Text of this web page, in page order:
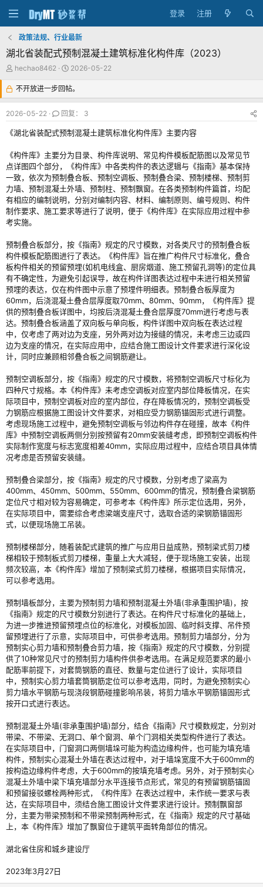
登录 注册
政策法规、行业最新
湖北省装配式预制混凝土建筑标准化构件库（2023）
主
发
起
人
hechao8462
发
时
间
2026-05-22
不开放进一步回帖。
2026-05-22 回复： 3
《湖北省装配式预制混凝土建筑标准化构件库》主要内容
《构件库》主要分为目录、构件库说明、常见构件模板配筋图以及常见节
点详图四个部分，《构件库》中各类构件的表达逻辑与《指南》基本保持
一致，依次为预制叠合板、预制空调板、预制叠合梁、预制楼梯、预制剪
力墙、预制混凝土外墙、预制柱、预制飘窗。在各类预制构件篇首，均配
有相应的编制说明，分别对编制内容、材料、编制原则、编号规则、构件
制作要求、施工要求等进行了说明，便于《构件库》在实际应用过程中参
考实施。
预制叠合板部分，按《指南》规定的尺寸模数，对各类尺寸的预制叠合板
构件模板配筋图进行了表达。《构件库》旨在推广构件尺寸标准化，叠合
板构件相关的预留预埋(如机电线盒、厨房烟道、施工预留孔洞等)的定位具
有不确定性，为避免引起误导，故在构件详图表达过程中未进行相关预留
预埋的表达，仅在构件图中示意了预埋件明细表。预制叠合板厚度为
60mm，后浇混凝土叠合层厚度取70mm、80mm、90mm，《构件库》提
供的预制叠合板详图中，均按后浇混凝土叠合层厚度70mm进行考虑与表
达。预制叠合板涵盖了双向板与单向板，构件详图中双向板在表达过程
中，仅考虑了两对边为支座，另外两对边为接缝的情况，未考虑三边或四
边为支座的情况，在实际应用中，应结合施工图设计文件要求进行深化设
计，同时应兼顾相邻叠合板之间钢筋避让。
预制空调板部分，按《指南》规定的尺寸模数，将预制空调板尺寸标化为
四种尺寸规格。本《构件库》未考虑空调板对应室内部位降板情况，在实
际项目中，预制空调板对应的室内部位，存在降板情况的，预制空调板受
力钢筋应根据施工图设计文件要求，对相应受力钢筋锚固形式进行调整。
考虑现场施工过程中，避免预制空调板与邻边构件存在碰撞，故本《构件
库》中预制空调板两侧分别按预留有20mm安装缝考虑，即预制空调板构件
实际制作宽度与标志宽度相差40mm，实际应用过程中，应结合项目具体情
况考虑是否预留安装缝。
预制叠合梁部分，按《指南》规定的尺寸模数，分别考虑了梁高为
400mm、450mm、500mm、550mm、600mm的情况，预制叠合梁钢筋
定位尺寸相对较为容易确定，可参考本《构件库》所示定位选用，另外，
在实际项目中，需要综合考虑梁端支座尺寸，选取合适的梁钢筋锚固形
式，以便现场施工吊装。
预制楼梯部分，随着装配式建筑的推广与应用日益成熟，预制梁式剪刀楼
梯相较于预制板式剪刀楼梯，重量上大大减轻，便于现场施工安装，出现
频次较高，本《构件库》增加了预制梁式剪刀楼梯，根据项目实际情况，
可以参考选用。
预制墙板部分，主要为预制剪力墙和预制混凝土外墙(非承重围护墙)，按
《指南》规定的尺寸模数分别进行了表达。在构件尺寸标准化的基础上，
为进一步推进预留预埋点位的标准化，对模板加固、临时斜支撑、吊件预
留预埋进行了示意，实际项目中，可供参考选用。预制剪力墙部分，分为
预制实心剪力墙和预制叠合剪力墙，按《指南》规定的尺寸模数，分别提
供了10种常见尺寸的预制剪力墙构件供参考选用。在满足规范要求的最小
配筋率前提下，对套筒钢筋的直径、数量与定位进行了设计，实际项目
中，预制实心剪力墙套筒钢筋定位可以参考选用，同时，为避免预制实心
剪力墙水平钢筋与现浇段钢筋碰撞影响吊装，将剪力墙水平钢筋锚固形式
按开口式进行表达。
预制混凝土外墙(非承重围护墙)部分，结合《指南》尺寸模数规定，分别对
带梁、不带梁、无洞口、单个窗洞、单个门洞相关类型构件进行了表达。
在实际项目中，门窗洞口两侧墙垛可能为构造边缘构件，也可能为填充墙
构件，预制实心混凝土外墙在表达过程中，对于墙垛宽度不大于600mm的
按构造边缘构件考虑，大于600mm的按填充墙考虑。另外，对于预制实心
混凝土外墙中梁下填充墙部分水平连接节点形式，常见的有预留钢筋锚固
和预留接驳螺栓两种形式，《构件库》在表达过程中，未作统一要求与表
达，在实际项目中，须结合施工图设计文件要求进行设计。预制飘窗部
分，主要为带梁预制和不带梁预制两种形式，在《指南》规定的尺寸基础
上，本《构件库》增加了飘窗位于建筑平面转角部位的情况。
湖北省住房和城乡建设厅
2023年3月27日